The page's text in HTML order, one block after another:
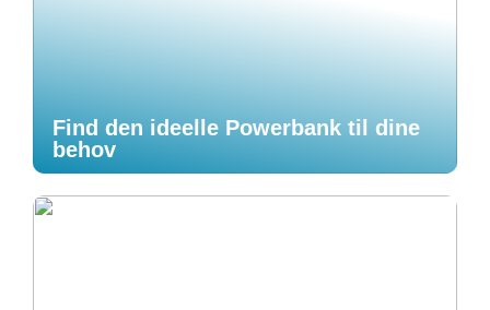
Find den ideelle Powerbank til dine
behov